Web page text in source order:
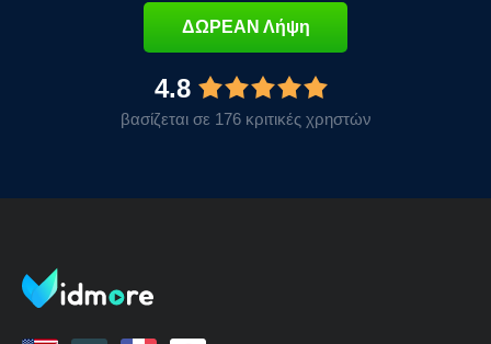
ΔΩΡΕΑΝ Λήψη
4.8
βασίζεται σε 176 κριτικές χρηστών